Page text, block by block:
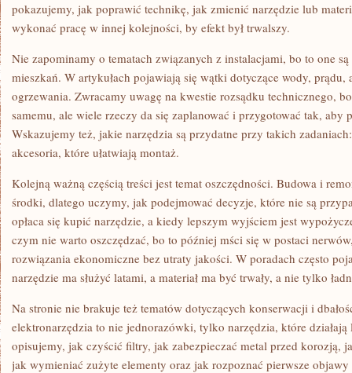
pokazujemy, jak poprawić technikę, jak zmienić narzędzie lub
wykonać pracę w innej kolejności, by efekt był trwalszy.
Nie zapominamy o tematach związanych z instalacjami, bo to one
mieszkań. W artykułach pojawiają się wątki dotyczące wody,
ogrzewania. Zwracamy uwagę na kwestie rozsądku technicznego,
samemu, ale wiele rzeczy da się zaplanować i przygotować tak, aby
Wskazujemy też, jakie narzędzia są przydatne przy takich
akcesoria, które ułatwiają montaż.
Kolejną ważną częścią treści jest temat oszczędności. Budowa i
środki, dlatego uczymy, jak podejmować decyzje, które nie są
opłaca się kupić narzędzie, a kiedy lepszym wyjściem jest
czym nie warto oszczędzać, bo to później mści się w postaci
rozwiązania ekonomiczne bez utraty jakości. W poradach często
narzędzie ma służyć latami, a materiał ma być trwały, a nie tylko
Na stronie nie brakuje też tematów dotyczących konserwacji i
elektronarzędzia to nie jednorazówki, tylko narzędzia, które
opisujemy, jak czyścić filtry, jak zabezpieczać metal przed korozją,
jak wymieniać zużyte elementy oraz jak rozpoznać pierwsze